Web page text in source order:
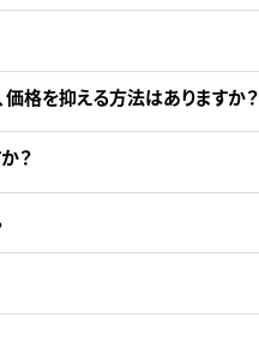
格を抑える方法はありますか？
？